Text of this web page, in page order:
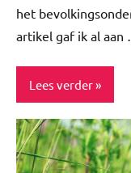
het
artikel gaf ik al aan
Lees verder
Blog
Healthy